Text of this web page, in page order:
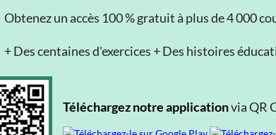
Obtenez un accès 100 % gratuit à plus de 4 000
+ Des centaines d'exercices + Des histoires
Téléchargez notre applicationvia QR